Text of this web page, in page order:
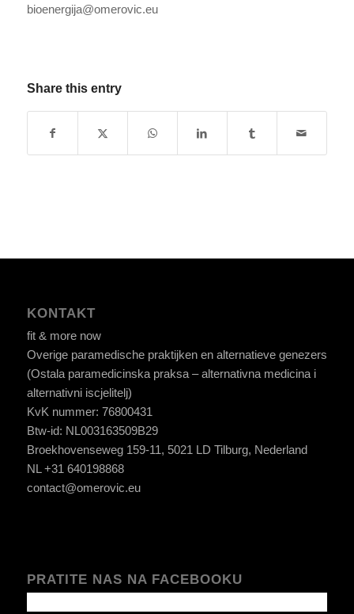
bioenergija@omerovic.eu
Share this entry
KONTAKT
fit & more now
Overige paramedische praktijken en alternatieve genezers
(Ostala paramedicinska praksa – alternativna medicina i
alternativni iscjelitelj)
KvK nummer: 76800431
Btw-id: NL003163509B29
Broekhovenseweg 159-11, 5021 LD Tilburg, Nederland
NL +31 640198868
contact@omerovic.eu
PRATITE NAS NA FACEBOOKU